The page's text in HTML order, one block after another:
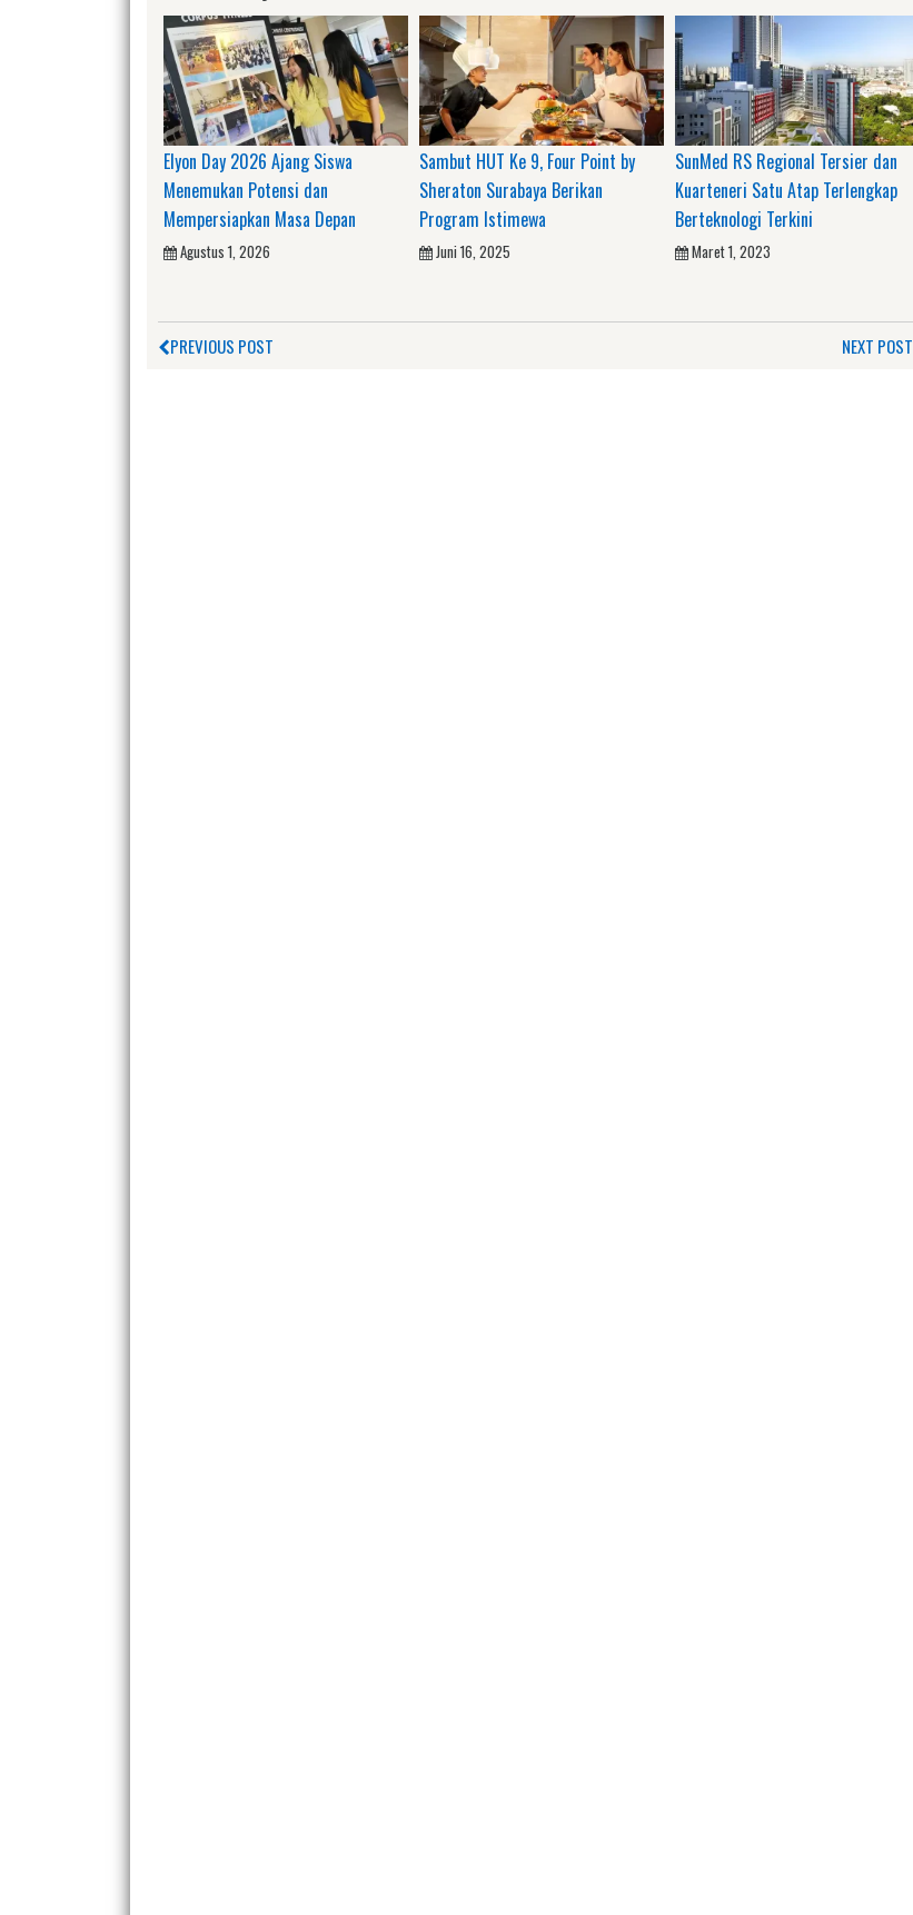
Elyon Day 2026 Ajang Siswa
Menemukan Potensi dan
Mempersiapkan Masa Depan
Agustus 1, 2026
Sambut HUT Ke 9, Four Point by
Sheraton Surabaya Berikan
Program Istimewa
Juni 16, 2025
SunMed RS Regional Tersier dan
Kuarteneri Satu Atap Terlengkap
Berteknologi Terkini
Maret 1, 2023
PREVIOUS POST NEXT POST